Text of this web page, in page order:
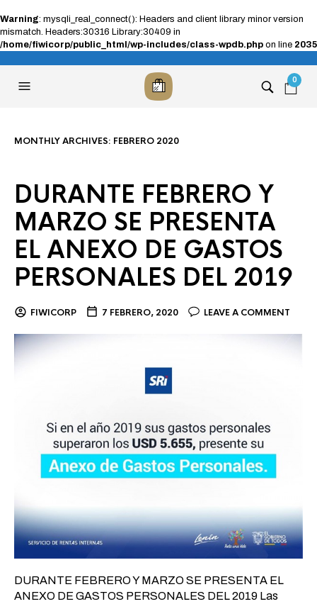
Warning: mysqli_real_connect(): Headers and client library minor version
mismatch. Headers:30316 Library:30409 in
/home/fiwicorp/public_html/wp-includes/class-wpdb.php on line 2035
0
MONTHLY ARCHIVES: FEBRERO 2020
DURANTE FEBRERO Y
MARZO SE PRESENTA
EL ANEXO DE GASTOS
PERSONALES DEL 2019
FIWICORP 7 FEBRERO, 2020 LEAVE A COMMENT
DURANTE FEBRERO Y MARZO SE PRESENTA EL
ANEXO DE GASTOS PERSONALES DEL 2019 Las